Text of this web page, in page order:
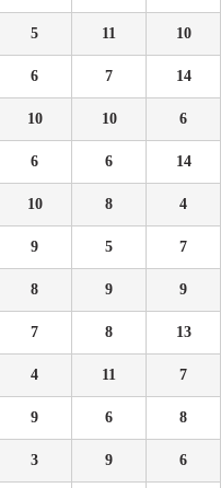
5 11 10
6 7 14
10 10 6
6 6 14
10 8 4
9 5 7
8 9 9
7 8 13
4 11 7
9 6 8
3 9 6